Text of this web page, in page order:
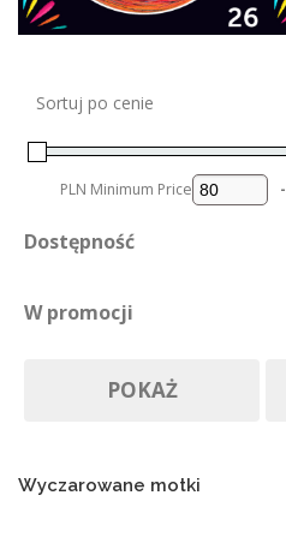
r
n
k
Sortuj po cenie
PLN Minimum Price -
Dostępność
Nie ma póki co
W promocji
POKAŻ
Wyczarowane motki